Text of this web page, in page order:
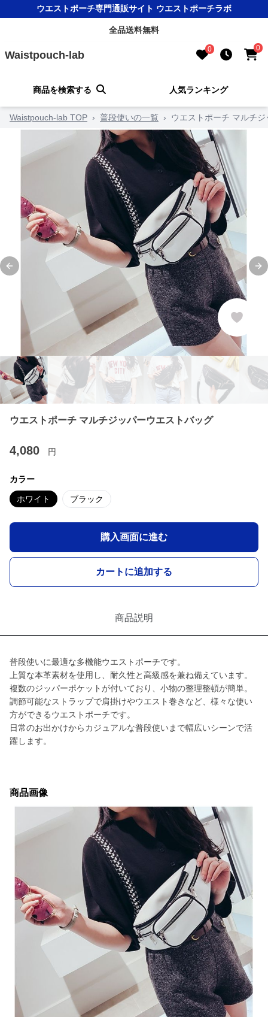
ウエストポーチ専門通販サイト ウエストポーチラボ
全品送料無料
Waistpouch-lab 0 0
商品を検索する 人気ランキング
Waistpouch-lab TOP › 普段使いの一覧 › ウエストポーチ マルチ
Previous slide
ウエストポーチ マルチジッパーウエストバッグ
4,080 円
カラー
ホワイト ブラック
購入画面に進む
カートに追加する
商品説明
普段使いに最適な多機能ウエストポーチです。
上質な本革素材を使用し、耐久性と高級感を兼ね備えています。
複数のジッパーポケットが付いており、小物の整理整頓が簡単。
調節可能なストラップで肩掛けやウエスト巻きなど、様々な使い
方ができるウエストポーチです。
日常のお出かけからカジュアルな普段使いまで幅広いシーンで活
躍します。
商品画像